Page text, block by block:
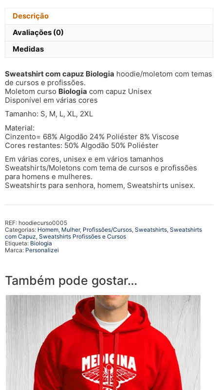
Descrição
Avaliações (0)
Medidas
Sweatshirt com capuz Biologia hoodie/moletom com temas
de cursos e profissões.
Moletom curso Biologia com capuz Unisex
Disponível em várias cores
Tamanho: S, M, L, XL, 2XL
Material:
Cinzento= 68% Algodão 24% Poliéster 8% Viscose
Cores restantes: 50% Algodão 50% Poliéster
Em várias cores, unisex e em vários tamanhos
Sweatshirts/Moletons com tema de cursos e profissões
para homens e mulheres.
Sweatshirts para senhora, homem, Sweatshirts unisex.
REF: hoodiecurso0005
Categorias: Homem, Mulher, Profissões/Cursos, Sweatshirts, Sweatshirts
com Capuz, Sweatshirts Profissões e Cursos
Etiqueta: Biologia
Marca: Personalizei
Também pode gostar…